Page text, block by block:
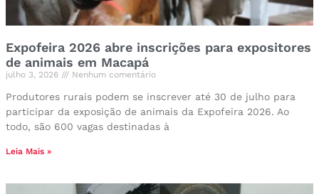
Expofeira 2026 abre inscrições para expositores
de animais em Macapá
julho 3, 2026 Nenhum comentário
Produtores rurais podem se inscrever até 30 de julho para
participar da exposição de animais da Expofeira 2026. Ao
todo, são 600 vagas destinadas à
Leia Mais »